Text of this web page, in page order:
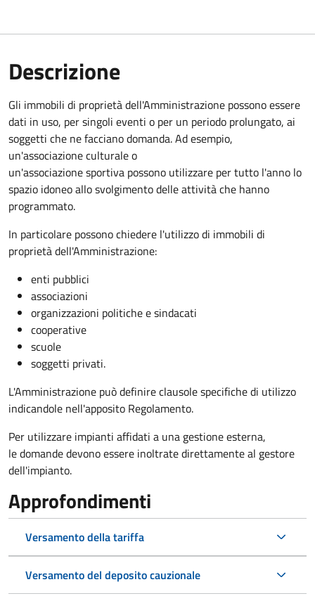
Descrizione
Gli immobili di proprietà dell'Amministrazione possono essere
dati in uso, per singoli eventi o per un periodo prolungato, ai
soggetti che ne facciano domanda. Ad esempio,
un'associazione culturale o
un'associazione sportiva possono utilizzare per tutto l'anno lo
spazio idoneo allo svolgimento delle attività che hanno
programmato.
In particolare possono chiedere l'utilizzo di immobili di
proprietà dell'Amministrazione:
enti pubblici
associazioni
organizzazioni politiche e sindacati
cooperative
scuole
soggetti privati.
L'Amministrazione può definire clausole specifiche di utilizzo
indicandole nell'apposito Regolamento.
Per utilizzare impianti affidati a una gestione esterna,
le domande devono essere inoltrate direttamente al gestore
dell'impianto.
Approfondimenti
Versamento della tariffa
Versamento del deposito cauzionale